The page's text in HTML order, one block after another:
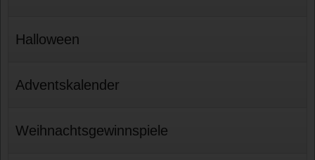
Halloween
Adventskalender
Weihnachtsgewinnspiele